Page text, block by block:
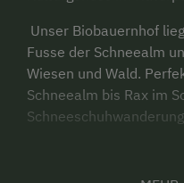
Unser Biobauernhof
Fusse der Schneealm
Wiesen und Wald.
Schneealm bis Rax im